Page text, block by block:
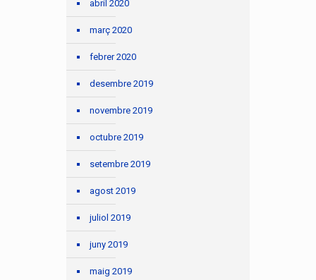
abril 2020
març 2020
febrer 2020
desembre 2019
novembre 2019
octubre 2019
setembre 2019
agost 2019
juliol 2019
juny 2019
maig 2019